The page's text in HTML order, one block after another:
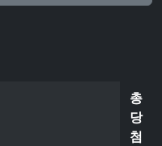
총
당
첨